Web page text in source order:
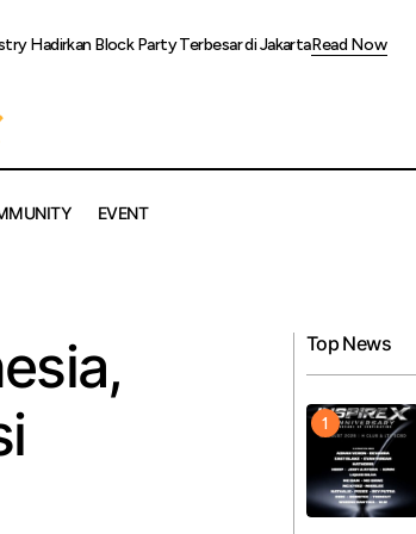
Hadirkan Block Party Terbesar di JakartaRead Now
EVENT
Kolaborasi dengan Mitra
Top News